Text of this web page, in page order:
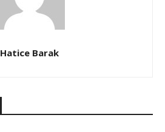
Hatice Barak